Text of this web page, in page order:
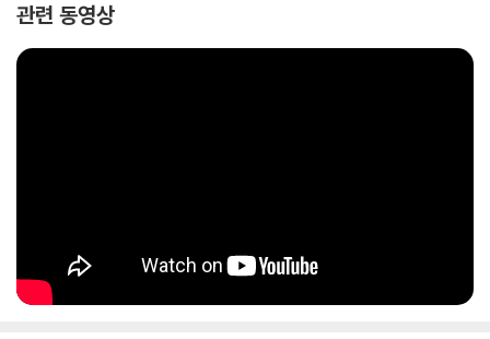
이는 재능, 분야, 관심을 사람들이 반응하고 궁금해하는 상품 또는 콘텐츠
재능을 다져가는 과정에 대한 내용이다. 이것이 핵심이다. 중요한 것은 얼
하다는 생각에 단념하고 살아가는 이들에겐 잊고 있던 설렘을, 자신의 재
능을 믿고 원하는 일을 하며 살아가지만 불확실한 미래 때문에 밤잠을 설
관련 동영상